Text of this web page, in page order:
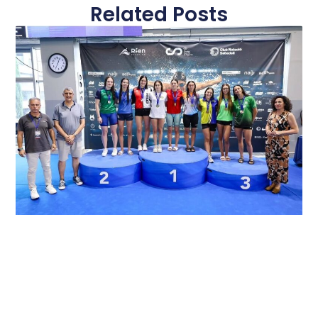
Related Posts